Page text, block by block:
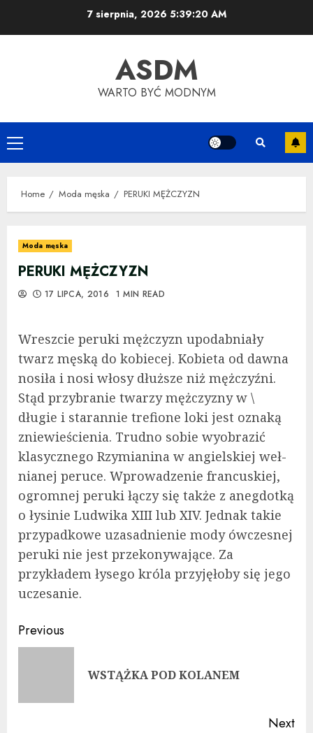
7 sierpnia, 2026 5:39:20 AM
ASDM
WARTO BYĆ MODNYM
Primary
Menu
Home Moda męska PERUKI MĘŻCZYZN
Moda męska
PERUKI MĘŻCZYZN
17 LIPCA, 2016 1 MIN READ
Wreszcie peruki mężczyzn upodabniały
twarz męską do kobiecej. Kobieta od dawna
nosiła i nosi włosy dłuższe niż mężczyźni.
Stąd przybranie twarzy mężczyzny w \
długie i starannie trefione loki jest oznaką
zniewieścienia. Trudno sobie wy­obrazić
klasycznego Rzymianina w angielskiej weł­
nianej peruce. Wprowadzenie francuskiej,
ogrom­nej peruki łączy się także z anegdotką
o łysinie Ludwika XIII lub XIV. Jednak takie
przypadkowe uzasadnienie mody ówczesnej
peruki nie jest prze­konywające. Za
przykładem łysego króla przyjęłoby się jego
uczesanie.
Continue
Previous
WSTĄŻKA POD KOLANEM
Next